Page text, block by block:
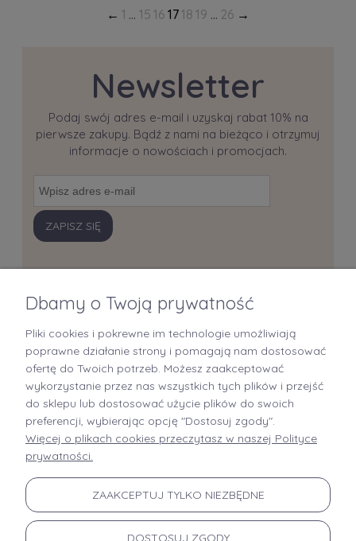
1 ... 15 16 1718 19 ... 26
Newsletter
Podaj swój adres e-mail i uzyskaj rabat 10% na
pierwsze zakupy. Bądź z nami na bieżąco i otrzymuj
informacje o nowościach i promocjach.
ZAPISZ SIĘ
+48 519 712 949
kontakt@brastory.pl
(od poniedziałku do piątku, w godzinach 9:00-15:00 oraz w soboty od 9:00-13:00)
Dbamy o Twoją prywatność
Pliki cookies i pokrewne im technologie umożliwiają
poprawne działanie strony i pomagają nam dostosować
ofertę do Twoich potrzeb. Możesz zaakceptować
wykorzystanie przez nas wszystkich tych plików i przejść
do sklepu lub dostosować użycie plików do swoich
preferencji, wybierając opcję "Dostosuj zgody".
Więcej o plikach cookies przeczytasz w naszej Polityce
prywatności.
ZAAKCEPTUJ TYLKO NIEZBĘDNE
DOSTOSUJ ZGODY